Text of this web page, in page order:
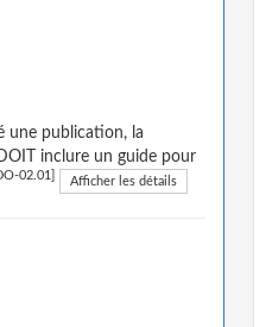
une publication, la
inclure un guide pour
02.01] Afficher les détails